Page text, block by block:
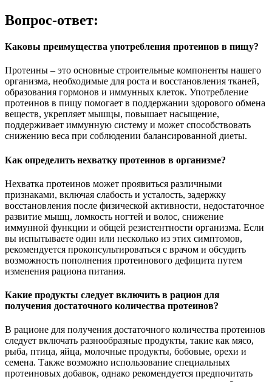
Вопрос-ответ:
Каковы преимущества употребления протеинов в пищу?
Протеины – это основные строительные компоненты нашего
организма, необходимые для роста и восстановления тканей,
образования гормонов и иммунных клеток. Употребление
протеинов в пищу помогает в поддержании здорового обмена
веществ, укрепляет мышцы, повышает насыщение,
поддерживает иммунную систему и может способствовать
снижению веса при соблюдении балансированной диеты.
Как определить нехватку протеинов в организме?
Нехватка протеинов может проявиться различными
признаками, включая слабость и усталость, задержку
восстановления после физической активности, недостаточное
развитие мышц, ломкость ногтей и волос, снижение
иммунной функции и общей резистентности организма. Если
вы испытываете один или несколько из этих симптомов,
рекомендуется проконсультироваться с врачом и обсудить
возможность пополнения протеинового дефицита путем
изменения рациона питания.
Какие продукты следует включить в рацион для
получения достаточного количества протеинов?
В рационе для получения достаточного количества протеинов
следует включать разнообразные продукты, такие как мясо,
рыба, птица, яйца, молочные продукты, бобовые, орехи и
семена. Также возможно использование специальных
протеиновых добавок, однако рекомендуется предпочитать